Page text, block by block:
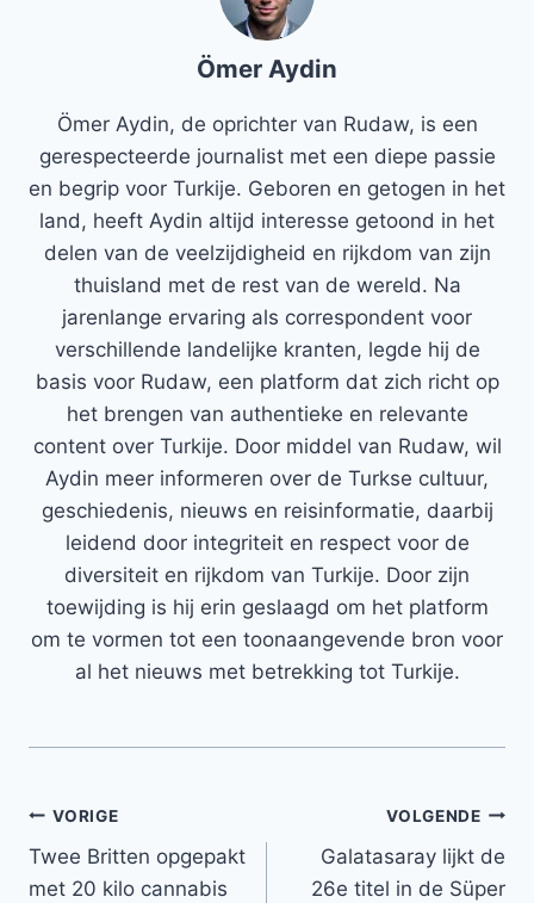
Ömer Aydin
Ömer Aydin, de oprichter van Rudaw, is een
gerespecteerde journalist met een diepe passie
en begrip voor Turkije. Geboren en getogen in het
land, heeft Aydin altijd interesse getoond in het
delen van de veelzijdigheid en rijkdom van zijn
thuisland met de rest van de wereld. Na
jarenlange ervaring als correspondent voor
verschillende landelijke kranten, legde hij de
basis voor Rudaw, een platform dat zich richt op
het brengen van authentieke en relevante
content over Turkije. Door middel van Rudaw, wil
Aydin meer informeren over de Turkse cultuur,
geschiedenis, nieuws en reisinformatie, daarbij
leidend door integriteit en respect voor de
diversiteit en rijkdom van Turkije. Door zijn
toewijding is hij erin geslaagd om het platform
om te vormen tot een toonaangevende bron voor
al het nieuws met betrekking tot Turkije.
Bericht
navigatie
VORIGE
Twee Britten opgepakt
met 20 kilo cannabis
VOLGENDE
Galatasaray lijkt de
26e titel in de Süper